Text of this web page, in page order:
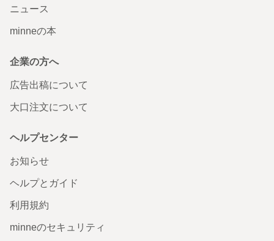
ニュース
minneの本
企業の方へ
広告出稿について
大口注文について
ヘルプセンター
お知らせ
ヘルプとガイド
利用規約
minneのセキュリティ